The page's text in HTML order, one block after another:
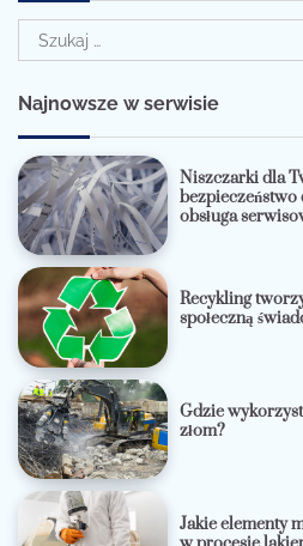
Szukaj:
Najnowsze w serwisie
Niszczarki dla
obsługa
Recykling
społeczną
Gdzie
złom?
Jakie elementy